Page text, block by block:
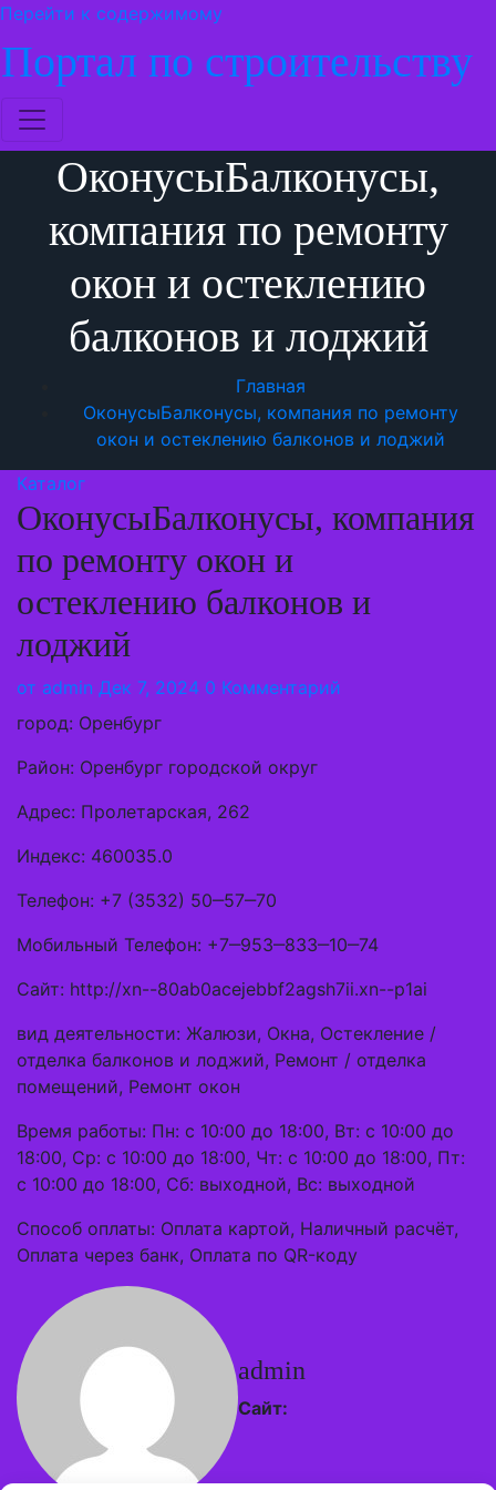
Перейти к содержимому
Портал по строительству
ОконусыБалконусы,
компания по ремонту
окон и остеклению
балконов и лоджий
Главная
ОконусыБалконусы, компания по ремонту
окон и остеклению балконов и лоджий
Каталог
ОконусыБалконусы, компания
по ремонту окон и
остеклению балконов и
лоджий
от admin Дек 7, 2024 0 Комментарий
город: Оренбург
Район: Оренбург городской округ
Адрес: Пролетарская, 262
Индекс: 460035.0
Телефон: +7 (3532) 50‒57‒70
Мобильный Телефон: +7‒953‒833‒10‒74
Сайт: http://xn--80ab0acejebbf2agsh7ii.xn--p1ai
вид деятельности: Жалюзи, Окна, Остекление /
отделка балконов и лоджий, Ремонт / отделка
помещений, Ремонт окон
Время работы: Пн: с 10:00 до 18:00, Вт: с 10:00 до
18:00, Ср: с 10:00 до 18:00, Чт: с 10:00 до 18:00, Пт:
с 10:00 до 18:00, Сб: выходной, Вс: выходной
Способ оплаты: Оплата картой, Наличный расчёт,
Оплата через банк, Оплата по QR-коду
admin
Сайт: